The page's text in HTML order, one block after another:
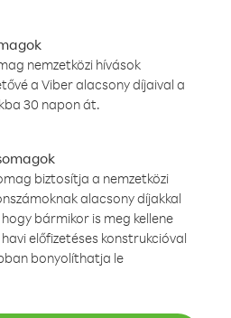
nemzetközi hívások
a Viber alacsony díjaival a
30 napon át.
biztosítja a nemzetközi
alacsony díjakkal
bármikor is meg kellene
előfizetéses konstrukcióval
bonyolíthatja le